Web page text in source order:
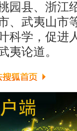
县、浙江
、武夷山市
科学，促进
夷论道。